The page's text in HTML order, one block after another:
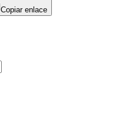
Copiar enlace